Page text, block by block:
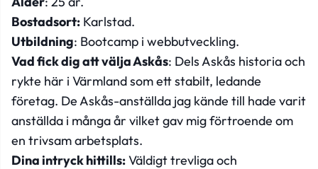
Bostadsort: Karlstad.
Utbildning: Bootcamp i webbutveckling.
Vad fick dig att välja Askås: Dels Askås historia och
rykte här i Värmland som ett stabilt, ledande
företag. De Askås-anställda jag kände till hade varit
anställda i många år vilket gav mig förtroende om
en trivsam arbetsplats.
Dina intryck hittills:Väldigt trevliga och